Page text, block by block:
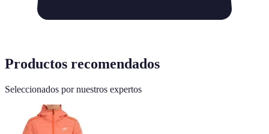
Productos recomendados
Seleccionados por nuestros expertos